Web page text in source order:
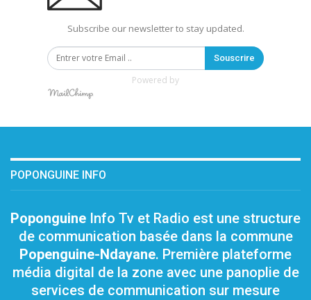
Subscribe our newsletter to stay updated.
Souscrire
Powered by
POPONGUINE INFO
Poponguine Info Tv et Radio est une structure
de communication basée dans la commune
Popenguine-Ndayane. Première plateforme
média digital de la zone avec une panoplie de
services de communication sur mesure